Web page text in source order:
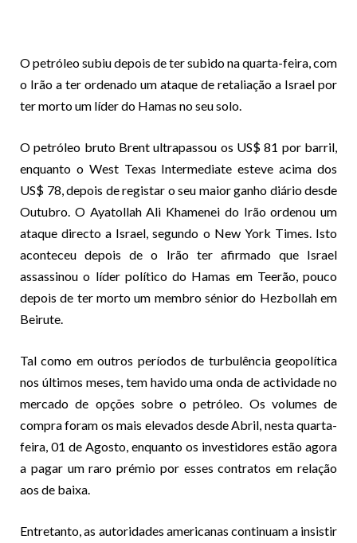
O petróleo subiu depois de ter subido na quarta-feira, com
o Irão a ter ordenado um ataque de retaliação a Israel por
ter morto um líder do Hamas no seu solo.
O petróleo bruto Brent ultrapassou os US$ 81 por barril,
enquanto o West Texas Intermediate esteve acima dos
US$ 78, depois de registar o seu maior ganho diário desde
Outubro. O Ayatollah Ali Khamenei do Irão ordenou um
ataque directo a Israel, segundo o New York Times. Isto
aconteceu depois de o Irão ter afirmado que Israel
assassinou o líder político do Hamas em Teerão, pouco
depois de ter morto um membro sénior do Hezbollah em
Beirute.
Tal como em outros períodos de turbulência geopolítica
nos últimos meses, tem havido uma onda de actividade no
mercado de opções sobre o petróleo. Os volumes de
compra foram os mais elevados desde Abril, nesta quarta-
feira, 01 de Agosto, enquanto os investidores estão agora
a pagar um raro prémio por esses contratos em relação
aos de baixa.
Entretanto, as autoridades americanas continuam a insistir